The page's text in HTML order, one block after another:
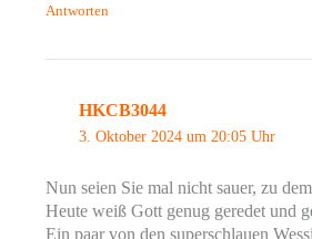
Antworten
HKCB3044
3. Oktober 2024 um 20:05 Uhr
Nun seien Sie mal nicht sauer, zu
Heute weiß Gott genug geredet und
Ein paar von den superschlauen